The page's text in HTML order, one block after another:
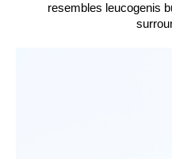
resembles leucogenis